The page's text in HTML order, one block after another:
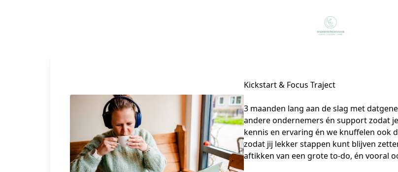
Kickstart & Focus Traject
3 maanden lang aan de slag met
andere ondernemers én support zodat
kennis en ervaring én we knuffelen ook
zodat jij lekker stappen kunt blijven
aftikken van een grote to-do, én vooral